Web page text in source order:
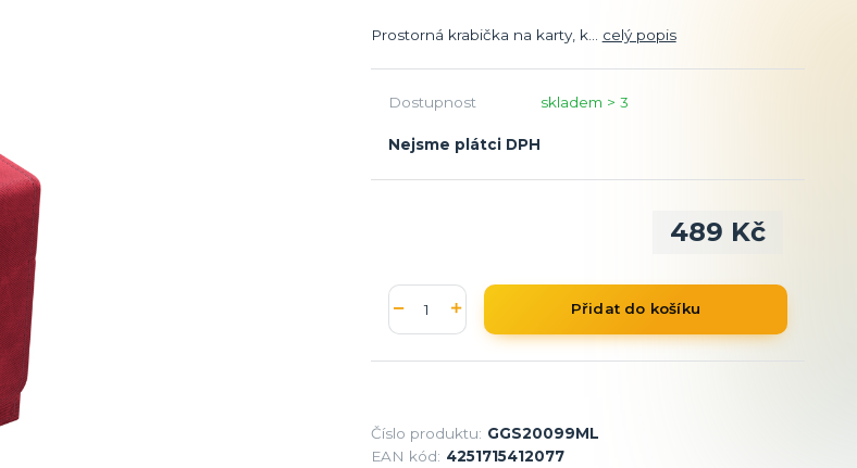
Prostorná krabička na karty, k... celý popis
Dostupnost skladem > 3
Nejsme plátci DPH
489 Kč
Přidat do košíku
Číslo produktu: GGS20099ML
EAN kód: 4251715412077